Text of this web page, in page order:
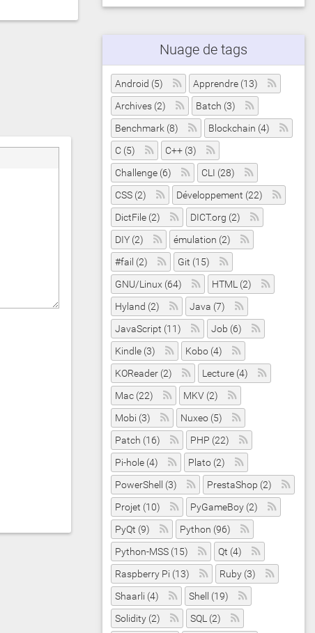
Nuage de tags
Android (5)
Apprendre (13)
Archives (2)
Batch (3)
Benchmark (8)
Blockchain (4)
C (5)
C++ (3)
Challenge (6)
CLI (28)
CSS (2)
Développement (22)
DictFile (2)
DICT.org (2)
DIY (2)
émulation (2)
#fail (2)
Git (15)
GNU/Linux (64)
HTML (2)
Hyland (2)
Java (7)
JavaScript (11)
Job (6)
Kindle (3)
Kobo (4)
KOReader (2)
Lecture (4)
Mac (22)
MKV (2)
Mobi (3)
Nuxeo (5)
Patch (16)
PHP (22)
Pi-hole (4)
Plato (2)
PowerShell (3)
PrestaShop (2)
Projet (10)
PyGameBoy (2)
PyQt (9)
Python (96)
Python-MSS (15)
Qt (4)
Raspberry Pi (13)
Ruby (3)
Shaarli (4)
Shell (19)
Solidity (2)
SQL (2)